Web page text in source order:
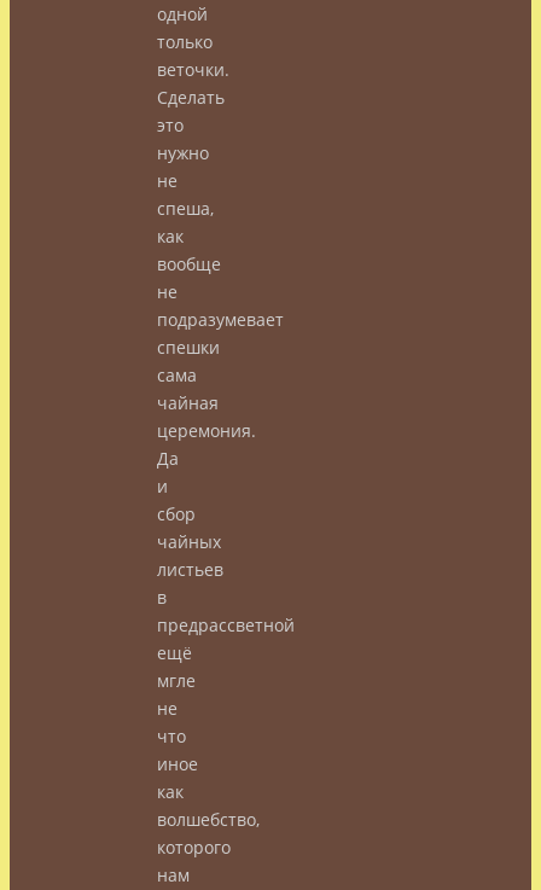
одной
только
веточки.
Сделать
это
нужно
не
спеша,
как
вообще
не
подразумевает
спешки
сама
чайная
церемония.
Да
и
сбор
чайных
листьев
в
предрассветной
ещё
мгле
не
что
иное
как
волшебство,
которого
нам